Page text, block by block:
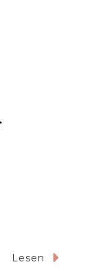
Lesen